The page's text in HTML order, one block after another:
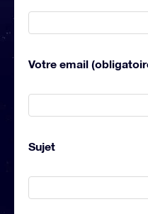
Votre email
Sujet